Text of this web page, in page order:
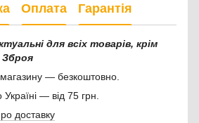
Оплата Гарантія
для всіх товарів, крім
Зброя
— безкоштовно.
— від 75 грн.
доставку